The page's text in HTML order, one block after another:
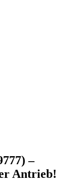
–
Antrieb!